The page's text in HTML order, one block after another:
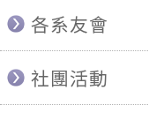
各系友會
社團活動